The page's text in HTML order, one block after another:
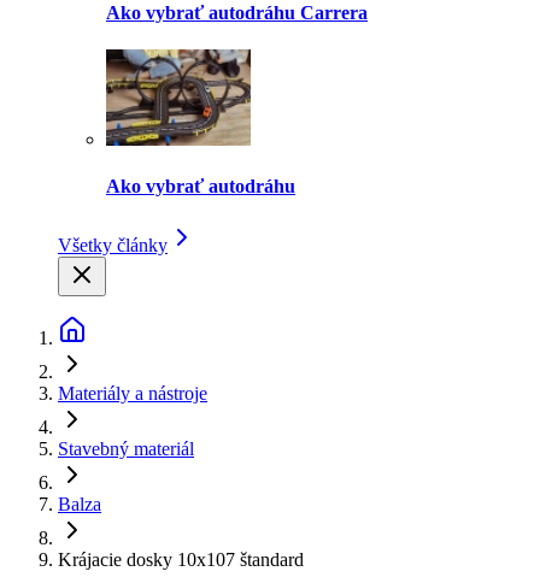
Ako vybrať autodráhu Carrera
Ako vybrať autodráhu
Všetky články
Materiály a nástroje
Stavebný materiál
Balza
Krájacie dosky 10x107 štandard